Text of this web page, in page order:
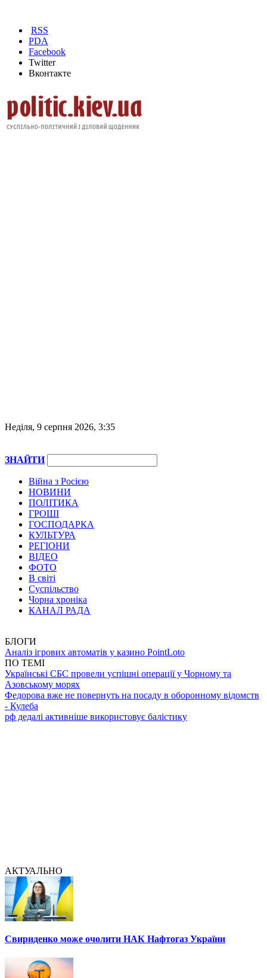
RSS
PDA
Facebook
Twitter
Вконтакте
Неділя, 9 серпня 2026, 3:35
ЗНАЙТИ
Війна з Росією
НОВИНИ
ПОЛІТИКА
ГРОШІ
ГОСПОДАРКА
КУЛЬТУРА
РЕГІОНИ
ВІДЕО
ФОТО
В світі
Суспільство
Чорна хроніка
КАНАЛ РАДА
БЛОГИ
Аналіз ігрових автоматів у казино PointLoto
ПО ТЕМІ
Українські СБС провели успішні операції у Чорному та
Азовському морях
Федорова вже не повернуть на посаду в оборонному відомств
- Кулеба
рф дедалі активніше використовує балістику
АКТУАЛЬНО
Свириденко може очолити НАК Нафтогаз України